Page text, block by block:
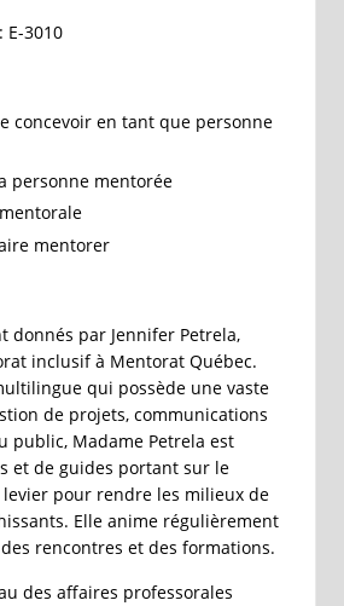
E-3010
concevoir en tant que personne
personne mentorée
mentorer
donnés par Jennifer Petrela,
inclusif à Mentorat Québec.
qui possède une vaste
de projets, communications
public, Madame Petrela est
et de guides portant sur le
pour rendre les milieux de
Elle anime régulièrement
rencontres et des formations.
des affaires professorales